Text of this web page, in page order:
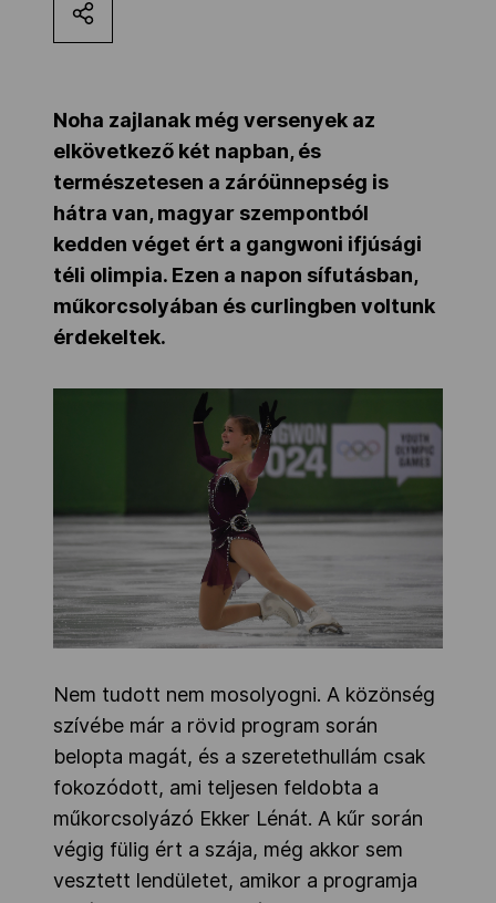
Kettőskarrier-program
NOB
Társszervezetek
OVEP
Noha zajlanak még versenyek az
elkövetkező két napban, és
természetesen a záróünnepség is
hátra van, magyar szempontból
kedden véget ért a gangwoni ifjúsági
téli olimpia. Ezen a napon sífutásban,
műkorcsolyában és curlingben voltunk
érdekeltek.
Nem tudott nem mosolyogni. A közönség
szívébe már a rövid program során
belopta magát, és a szeretethullám csak
fokozódott, ami teljesen feldobta a
műkorcsolyázó Ekker Lénát. A kűr során
végig fülig ért a szája, még akkor sem
vesztett lendületet, amikor a programja